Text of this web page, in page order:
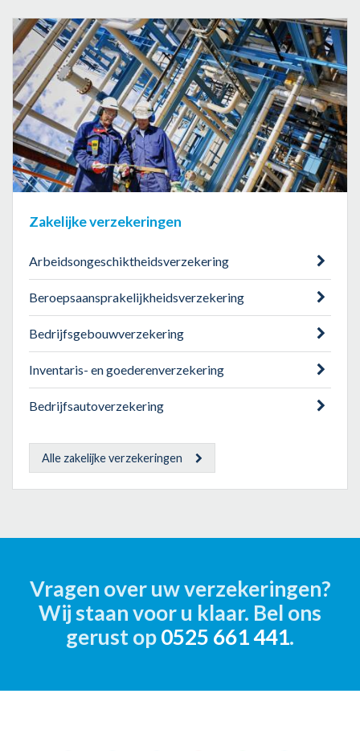
Zakelijke verzekeringen
Arbeidsongeschiktheidsverzekering
Beroepsaansprakelijkheidsverzekering
Bedrijfsgebouwverzekering
Inventaris- en goederenverzekering
Bedrijfsautoverzekering
Alle zakelijke verzekeringen
Vragen over uw verzekeringen?
Wij staan voor u klaar. Bel ons
gerust op0525 661 441.